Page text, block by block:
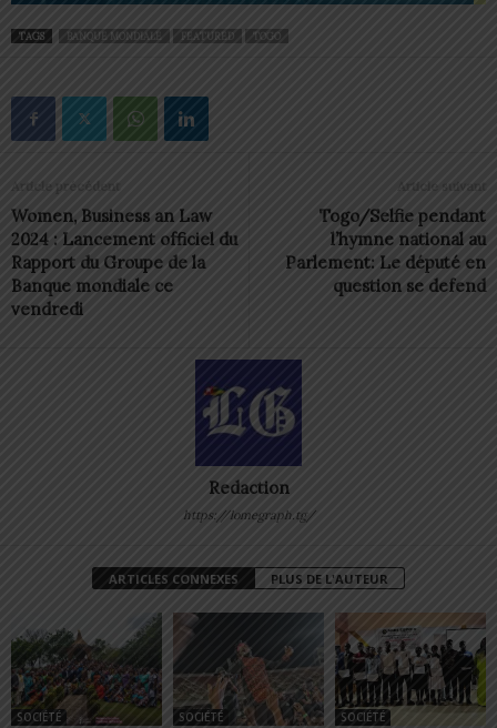
TAGS BANQUE MONDIALE FEATURED TOGO
Article précédent
Women, Business an Law
2024 : Lancement officiel du
Rapport du Groupe de la
Banque mondiale ce
vendredi
Article suivant
Togo/Selfie pendant
l’hymne national au
Parlement: Le député en
question se defend
Redaction
https://lomegraph.tg/
ARTICLES CONNEXES PLUS DE L'AUTEUR
SOCIÉTÉ
SOCIÉTÉ
SOCIÉTÉ